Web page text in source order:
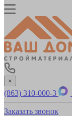
×
(863) 310-000-3
Заказать звонок